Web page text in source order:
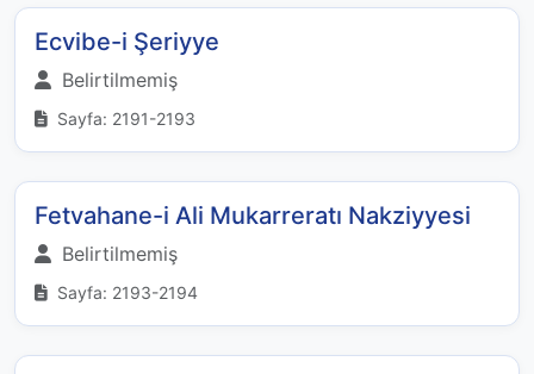
Ecvibe-i Şeriyye
Belirtilmemiş
Sayfa: 2191-2193
Fetvahane-i Ali Mukarreratı Nakziyyesi
Belirtilmemiş
Sayfa: 2193-2194